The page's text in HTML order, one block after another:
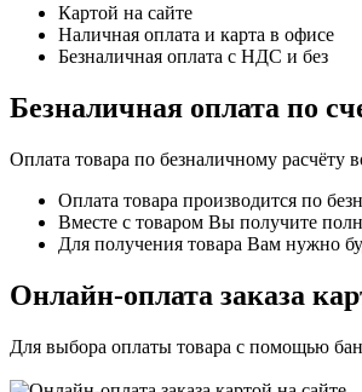
Картой на сайте
Наличная оплата и карта в офисе
Безналичная оплата с НДС и без
Безналичная оплата по
Оплата товара по безналичному
Оплата товара производится по
Вместе с товаром Вы получите
Для получения товара Вам нужно
Онлайн-оплата заказа
Для выбора оплаты товара с помощью